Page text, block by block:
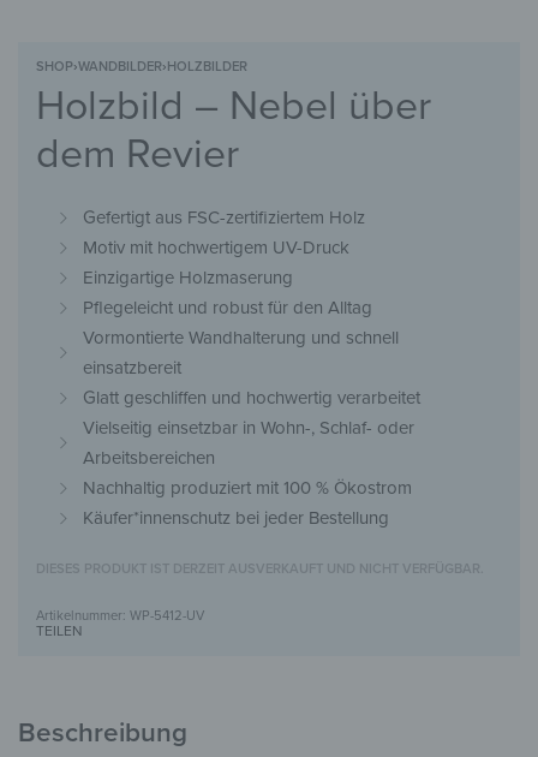
SHOP›WANDBILDER›HOLZBILDER
Holzbild – Nebel über
dem Revier
Gefertigt aus FSC-zertifiziertem Holz
Motiv mit hochwertigem UV-Druck
Einzigartige Holzmaserung
Pflegeleicht und robust für den Alltag
Vormontierte Wandhalterung und schnell
einsatzbereit
Glatt geschliffen und hochwertig verarbeitet
Vielseitig einsetzbar in Wohn-, Schlaf- oder
Arbeitsbereichen
Nachhaltig produziert mit 100 % Ökostrom
Käufer*innenschutz bei jeder Bestellung
DIESES PRODUKT IST DERZEIT AUSVERKAUFT UND NICHT VERFÜGBAR.
WP-5412-UV
TEILEN
Beschreibung